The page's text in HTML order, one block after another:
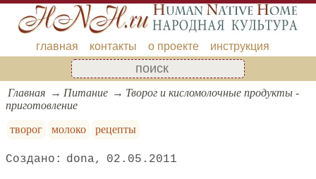
главная контакты о проекте инструкция
Главная Питание
Творог и кисломолочные продукты -
приготовление
творог
молоко рецепты
dona 02.05.2011